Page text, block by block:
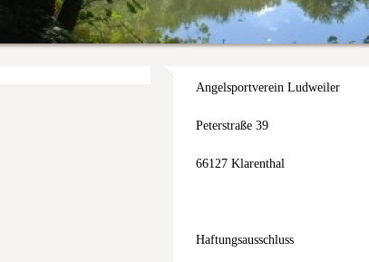
Angelsportverein Ludweiler
Peterstraße 39
66127 Klarenthal
Haftungsausschluss